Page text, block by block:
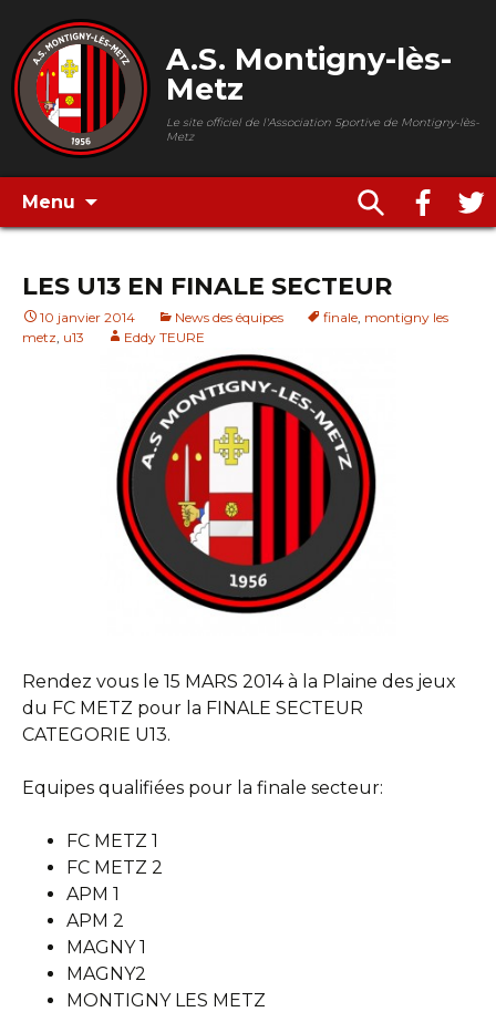
A.S. Montigny-lès-
Metz
Le site officiel de l'Association Sportive de Montigny-lès-
Metz
Menu
LES U13 EN FINALE SECTEUR
10 janvier 2014 News des équipes finale, montigny les
metz, u13 Eddy TEURE
Rendez vous le 15 MARS 2014 à la Plaine des jeux
du FC METZ pour la FINALE SECTEUR
CATEGORIE U13.
Equipes qualifiées pour la finale secteur:
FC METZ 1
FC METZ 2
APM 1
APM 2
MAGNY 1
MAGNY2
MONTIGNY LES METZ